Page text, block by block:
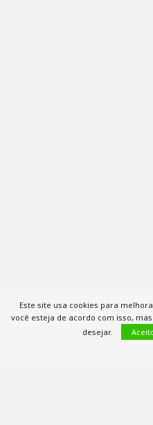
Este site usa cookies para
você esteja de acordo com isso,
desejar.